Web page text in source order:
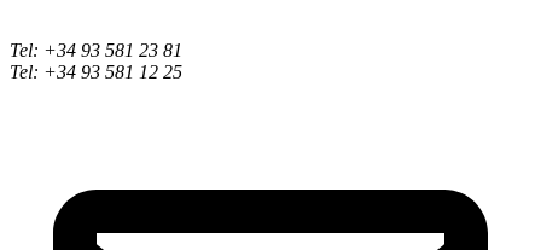
Tel: +34 93 581 23 81
Tel: +34 93 581 12 25